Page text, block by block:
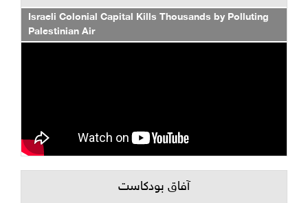
Israeli Colonial Capital Kills Thousands by Polluting
Palestinian Air
آفاق بودكاست